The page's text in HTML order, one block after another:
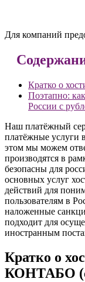
Для компаний
Кратко о
Поэтапно:
России с
Наш платёжный
платёжные услуги
этом мы можем
производятся в
безопасны для
основных услуг
действий для
пользователям в
наложенные
подходит для
иностранным
Кратко о
КОНТАБО